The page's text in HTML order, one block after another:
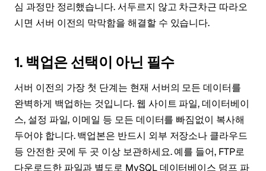
심 과정만 정리했습니다. 서두르지 않고 차근차근 따라오
시면 서버 이전의 막막함을 해결할 수 있습니다.
1. 백업은 선택이 아닌 필수
서버 이전의 가장 첫 단계는 현재 서버의 모든 데이터를
완벽하게 백업하는 것입니다. 웹 사이트 파일, 데이터베이
스, 설정 파일, 이메일 등 모든 데이터를 빠짐없이 복사해
두어야 합니다. 백업본은 반드시 외부 저장소나 클라우드
등 안전한 곳에 두 곳 이상 보관하세요. 예를 들어, FTP로
다운로드한 파일과 별도로 MySQL 데이터베이스 덤프 파